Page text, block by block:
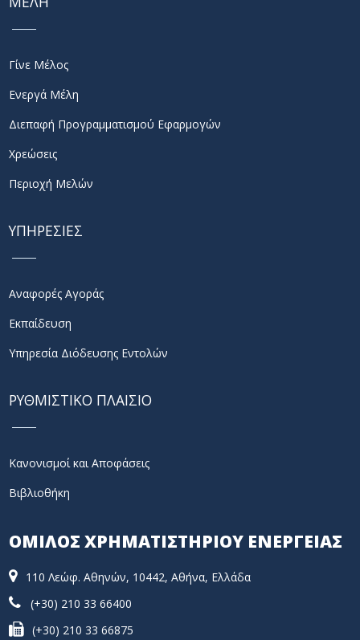
Γίνε Μέλος
Ενεργά Μέλη
Διεπαφή Προγραμματισμού Εφαρμογών
Χρεώσεις
Περιοχή Μελών
ΥΠΗΡΕΣΙΕΣ
Αναφορές Αγοράς
Εκπαίδευση
Υπηρεσία Διόδευσης Εντολών
ΡΥΘΜΙΣΤΙΚΟ ΠΛΑΙΣΙΟ
Κανονισμοί και Αποφάσεις
Βιβλιοθήκη
ΟΜΙΛΟΣ ΧΡΗΜΑΤΙΣΤΗΡΙΟΥ ΕΝΕΡΓΕΙΑΣ
110 Λεώφ. Αθηνών, 10442, Αθήνα, Ελλάδα
(+30) 210 33 66400
(+30) 210 33 66875